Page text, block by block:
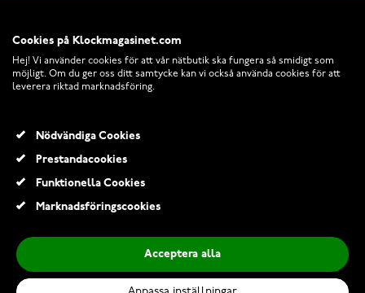
RETURER OCH VILLKOR
Cookies på Klockmagasinet.com
Hej! Vi använder cookies för att vår nätbutik ska fungera så smidigt som
möjligt. Om du ger oss ditt samtycke kan vi också använda cookies för att
leverera riktad marknadsföring.
Nödvändiga Cookies
Prestandacookies
Funktionella Cookies
Marknadsföringscookies
Acceptera alla